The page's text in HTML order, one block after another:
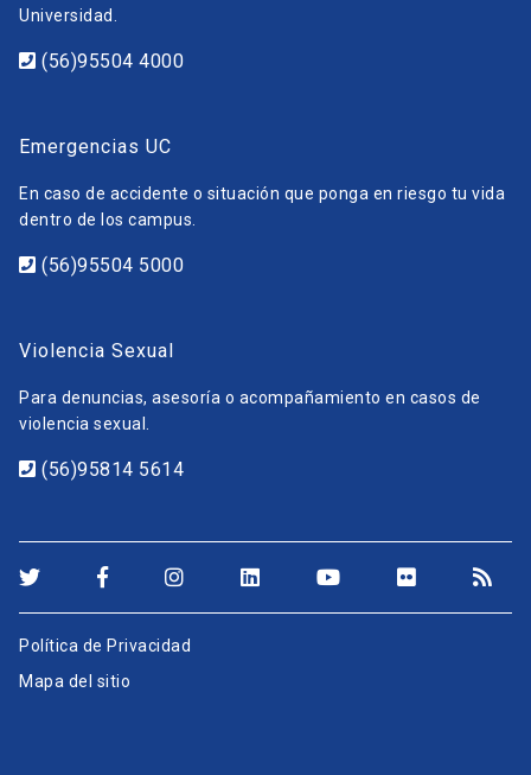
Universidad.
(56)95504 4000
Emergencias UC
En caso de accidente o situación que ponga en riesgo tu vida
dentro de los campus.
(56)95504 5000
Violencia Sexual
Para denuncias, asesoría o acompañamiento en casos de
violencia sexual.
(56)95814 5614
Política de Privacidad
Mapa del sitio